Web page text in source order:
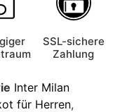
SSL-sichere
Zahlung
Inter Milan
für Herren,